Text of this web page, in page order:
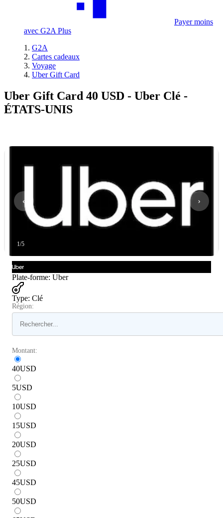
Payer moins
avec G2A Plus
G2A
Cartes cadeaux
Voyage
Uber Gift Card
Uber Gift Card 40 USD - Uber Clé -
ÉTATS-UNIS
1/5
Plate-forme: Uber
Type: Clé
Région:
Montant:
40USD
5USD
10USD
15USD
20USD
25USD
45USD
50USD